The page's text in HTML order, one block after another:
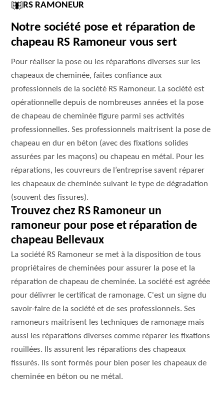
RS RAMONEUR
Notre société pose et réparation de
chapeau RS Ramoneur vous sert
Pour réaliser la pose ou les réparations diverses sur les
chapeaux de cheminée, faites confiance aux
professionnels de la société RS Ramoneur. La société est
opérationnelle depuis de nombreuses années et la pose
de chapeau de cheminée figure parmi ses activités
professionnelles. Ses professionnels maitrisent la pose de
chapeau en dur en béton (avec des fixations solides
assurées par les maçons) ou chapeau en métal. Pour les
réparations, les couvreurs de l’entreprise savent réparer
les chapeaux de cheminée suivant le type de dégradation
(souvent des fissures).
Trouvez chez RS Ramoneur un
ramoneur pour pose et réparation de
chapeau Bellevaux
La société RS Ramoneur se met à la disposition de tous
propriétaires de cheminées pour assurer la pose et la
réparation de chapeau de cheminée. La société est agréée
pour délivrer le certificat de ramonage. C'est un signe du
savoir-faire de la société et de ses professionnels. Ses
ramoneurs maitrisent les techniques de ramonage mais
aussi les réparations diverses comme réparer les fixations
rouillées. Ils assurent les réparations des chapeaux
fissurés. Ils sont formés pour bien poser les chapeaux de
cheminée en béton ou ne métal.